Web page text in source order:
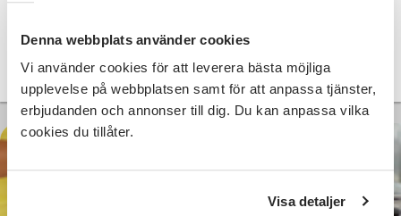
Denna webbplats använder cookies
Vi använder cookies för att leverera bästa möjliga
upplevelse på webbplatsen samt för att anpassa tjänster,
erbjudanden och annonser till dig. Du kan anpassa vilka
cookies du tillåter.
Visa detaljer
Läs mer och anmäl
350 SEK